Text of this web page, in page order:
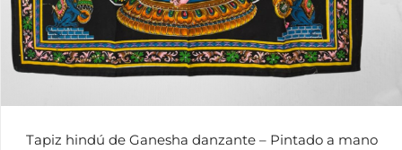
Tapiz hindú de Ganesha danzante – Pintado a mano